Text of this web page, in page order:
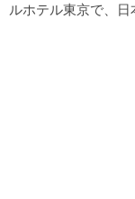
ルホテル東京で、日